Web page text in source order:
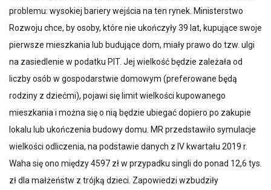
problemu: wysokiej bariery wejścia na ten rynek. Ministerstwo
Rozwoju chce, by osoby, które nie ukończyły 39 lat, kupujące swoje
pierwsze mieszkania lub budujące dom, miały prawo do tzw. ulgi
na zasiedlenie w podatku PIT. Jej wielkość będzie zależała od
liczby osób w gospodarstwie domowym (preferowane będą
rodziny z dziećmi), pojawi się limit wielkości kupowanego
mieszkania i można się o nią będzie ubiegać dopiero po zakupie
lokalu lub ukończenia budowy domu. MR przedstawiło symulacje
wielkości odliczenia, na podstawie danych z IV kwartału 2019 r.
Waha się ono między 4597 zł w przypadku singli do ponad 12,6 tys.
zł dla małżeństw z trójką dzieci. Zapowiedzi wzbudziły